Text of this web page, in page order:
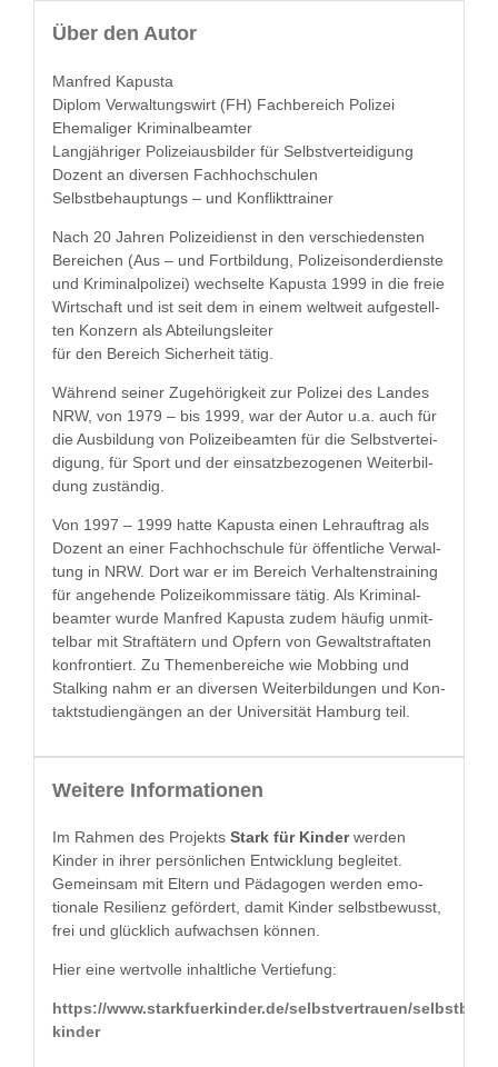
Über den Autor
Man­fred Kapusta
Diplom Ver­wal­tungswirt (FH) Fach­bere­ich Polizei
Ehe­ma­liger Kriminalbeamter
Langjähriger Polizeiaus­bilder für Selbstverteidigung
Dozent an diversen Fachhochschulen
Selb­st­be­haup­tungs – und Konflikttrainer
Nach 20 Jahren Polizei­di­enst in den ver­schieden­sten
Bere­ichen (Aus – und Fort­bil­dung, Polizeison­der­di­en­ste
und Krim­i­nalpolizei) wech­selte Kapus­ta 1999 in die freie
Wirtschaft und ist seit dem in einem weltweit aufgestell­
ten Konz­ern als Abteilungsleiter
für den Bere­ich Sicher­heit tätig.
Während sein­er Zuge­hörigkeit zur Polizei des Lan­des
NRW, von 1979 – bis 1999, war der Autor u.a. auch für
die Aus­bil­dung von Polizeibeamten für die Selb­stvertei­
di­gung, für Sport und der ein­satzbe­zo­ge­nen Weit­er­bil­
dung zuständig.
Von 1997 – 1999 hat­te Kapus­ta einen Lehrauf­trag als
Dozent an ein­er Fach­hochschule für öffentliche Ver­wal­
tung in NRW. Dort war er im Bere­ich Ver­hal­tenstrain­ing
für ange­hende Polizeikom­mis­sare tätig. Als Krim­i­nal­
beamter wurde Man­fred Kapus­ta zudem häu­fig unmit­
tel­bar mit Straftätern und Opfern von Gewalt­straftat­en
kon­fron­tiert. Zu The­men­bere­iche wie Mob­bing und
Stalk­ing nahm er an diversen Weit­er­bil­dun­gen und Kon­
tak­t­stu­di­engän­gen an der Uni­ver­sität Ham­burg teil.
Weitere Informationen
Im Rah­men des Pro­jek­ts Stark für Kinderwer­den
Kinder in ihrer per­sön­lichen Entwick­lung begleit­et.
Gemein­sam mit Eltern und Päd­a­gogen wer­den emo­
tionale Resilienz gefördert, damit Kinder selb­st­be­wusst,
frei und glück­lich aufwach­sen können.
Hier eine wertvolle inhaltliche Vertiefung:
https://www.starkfuerkinder.de/selbstvertrauen/
kinder